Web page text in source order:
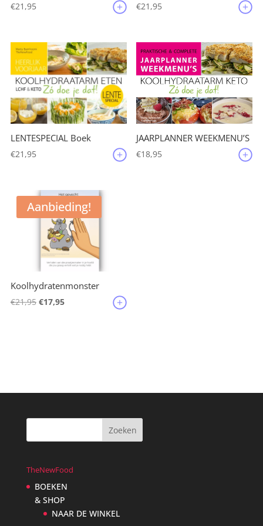
€21,95 €21,95
LENTESPECIAL Boek
€21,95
JAARPLANNER WEEKMENU’S
€18,95
Aanbieding!
Koolhydratenmonster
€21,95 Oorspronkelijke
€17,95Huidige
TheNewFood
BOEKEN
& SHOP
NAAR DE WINKEL